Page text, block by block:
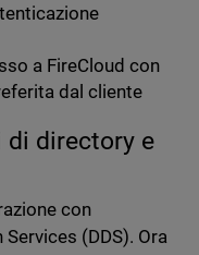
a FireCloud con
dal cliente
directory e
con
(DDS). Ora